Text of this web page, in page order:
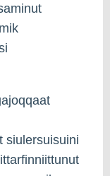
siulersuisuini